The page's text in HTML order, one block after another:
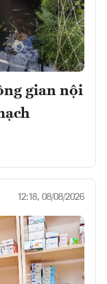
gian nội
12:18, 08/08/2026